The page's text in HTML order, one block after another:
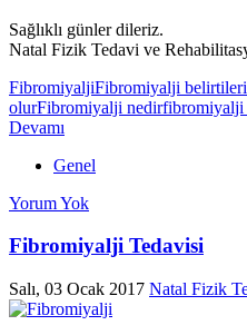
Sağlıklı günler dileriz.
Natal Fizik Tedavi ve
FibromiyaljiFibromiyalji belirtileri
olurFibromiyalji nedirfibromiyalji
Devamı
Genel
Yorum Yok
Fibromiyalji Tedavisi
Salı, 03 Ocak 2017 Natal Fizik